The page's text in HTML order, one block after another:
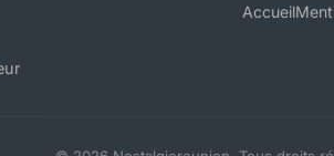
Accueil